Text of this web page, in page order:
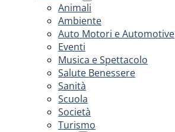
Animali
Ambiente
Auto Motori e Automotive
Eventi
Musica e Spettacolo
Salute Benessere
Sanità
Scuola
Società
Turismo